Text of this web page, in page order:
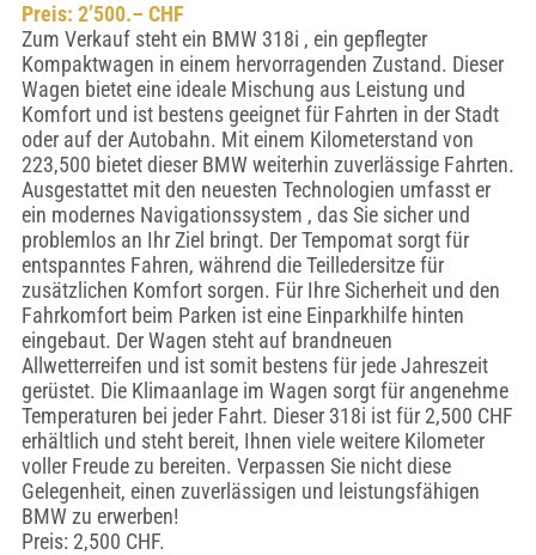
Preis: 2’500.– CHF
Zum Verkauf steht ein BMW 318i , ein gepflegter
Kompaktwagen in einem hervorragenden Zustand. Dieser
Wagen bietet eine ideale Mischung aus Leistung und
Komfort und ist bestens geeignet für Fahrten in der Stadt
oder auf der Autobahn. Mit einem Kilometerstand von
223,500 bietet dieser BMW weiterhin zuverlässige Fahrten.
Ausgestattet mit den neuesten Technologien umfasst er
ein modernes Navigationssystem , das Sie sicher und
problemlos an Ihr Ziel bringt. Der Tempomat sorgt für
entspanntes Fahren, während die Teilledersitze für
zusätzlichen Komfort sorgen. Für Ihre Sicherheit und den
Fahrkomfort beim Parken ist eine Einparkhilfe hinten
eingebaut. Der Wagen steht auf brandneuen
Allwetterreifen und ist somit bestens für jede Jahreszeit
gerüstet. Die Klimaanlage im Wagen sorgt für angenehme
Temperaturen bei jeder Fahrt. Dieser 318i ist für 2,500 CHF
erhältlich und steht bereit, Ihnen viele weitere Kilometer
voller Freude zu bereiten. Verpassen Sie nicht diese
Gelegenheit, einen zuverlässigen und leistungsfähigen
BMW zu erwerben!
Preis: 2,500 CHF.